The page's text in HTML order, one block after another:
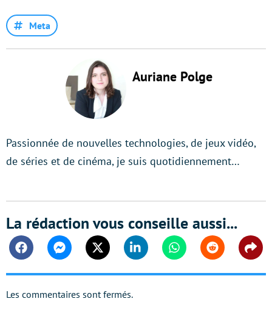
Meta
Auriane Polge
Passionnée de nouvelles technologies, de jeux vidéo,
de séries et de cinéma, je suis quotidiennement…
La rédaction vous conseille aussi...
FacebookMessengerTwitter Linkedin WhatsappReddit
Les commentaires sont fermés.